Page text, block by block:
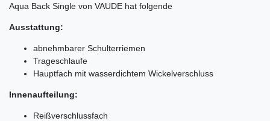
Aqua Back Single von VAUDE hat folgende
Ausstattung:
abnehmbarer Schulterriemen
Trageschlaufe
Hauptfach mit wasserdichtem Wickelverschluss
Innenaufteilung:
Reißverschlussfach